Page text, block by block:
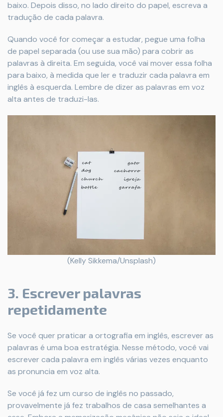
baixo. Depois disso, no lado direito do papel, escreva a
tradução de cada palavra.
Quando você for começar a estudar, pegue uma folha
de papel separada (ou use sua mão) para cobrir as
palavras à direita. Em seguida, você vai mover essa folha
para baixo, à medida que ler e traduzir cada palavra em
inglês à esquerda. Lembre de dizer as palavras em voz
alta antes de traduzi-las.
(Kelly Sikkema/Unsplash)
3. Escrever palavras
repetidamente
Se você quer praticar a ortografia em inglês, escrever as
palavras é uma boa estratégia. Nesse método, você vai
escrever cada palavra em inglês várias vezes enquanto
as pronuncia em voz alta.
Se você já fez um curso de inglês no passado,
provavelmente já fez trabalhos de casa semelhantes a